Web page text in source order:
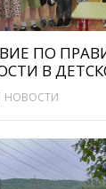
ПО
В
НОВОСТИ